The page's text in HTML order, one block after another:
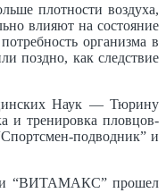
плотности воздуха,
влияют на состояние
организма в
поздно, как следствие
Наук — Тюрину
и тренировка пловцов-
подводник” и
“ВИТАМАКС” прошел